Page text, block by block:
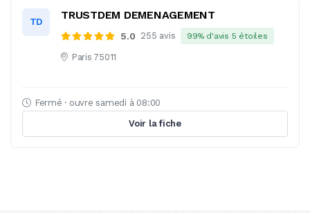
TD
TRUSTDEM DEMENAGEMENT
5.0 255 avis 99% d'avis 5 étoiles
Paris 75011
Fermé · ouvre samedi à 08:00
Voir la fiche